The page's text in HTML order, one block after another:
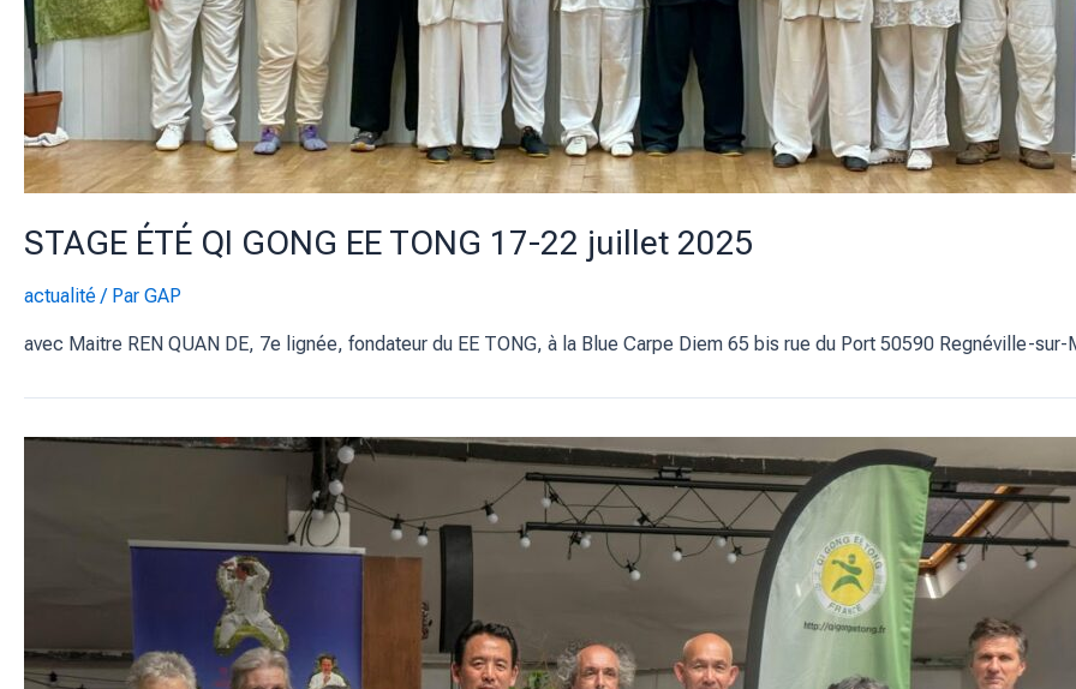
STAGE ÉTÉ QI GONG EE TONG 17-22 juillet 2025
actualité/ Par GAP
avec Maitre REN QUAN DE, 7e lignée, fondateur du EE TONG, à la Blue Carpe Diem 65 bis rue du Port 50590 Regnéville-sur-